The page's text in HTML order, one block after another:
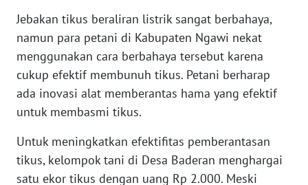
Jebakan tikus beraliran listrik sangat berbahaya,
namun para petani di Kabupaten Ngawi nekat
menggunakan cara berbahaya tersebut karena
cukup efektif membunuh tikus. Petani berharap
ada inovasi alat memberantas hama yang efektif
untuk membasmi tikus.
Untuk meningkatkan efektifitas pemberantasan
tikus, kelompok tani di Desa Baderan menghargai
satu ekor tikus dengan uang Rp 2.000. Meski
WN
BALI
WN
KALBAR
WN
KALTENG